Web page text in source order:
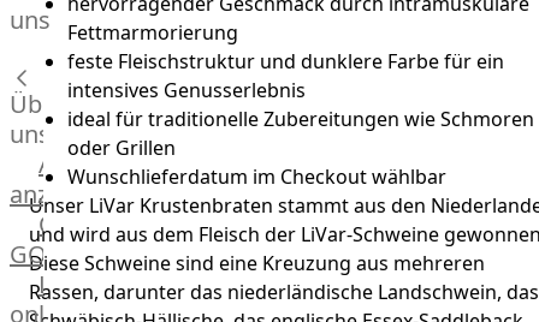
Villa
Glanzstoff
uns
Über
uns
Alle
anzeigen
OTTO
GOURMET
Lebensmittel
online
Fettmarmorierung
feste Fleischstruktur und dunklere Farbe für ein
intensives Genusserlebnis
ideal für traditionelle Zubereitungen wie Schmoren
oder Grillen
Wunschlieferdatum im Checkout wählbar
Unser LiVar Krustenbraten stammt aus den
und wird aus dem Fleisch der LiVar-Schweine
Diese Schweine sind eine Kreuzung aus mehreren
Rassen, darunter das niederländische Landschwein, das